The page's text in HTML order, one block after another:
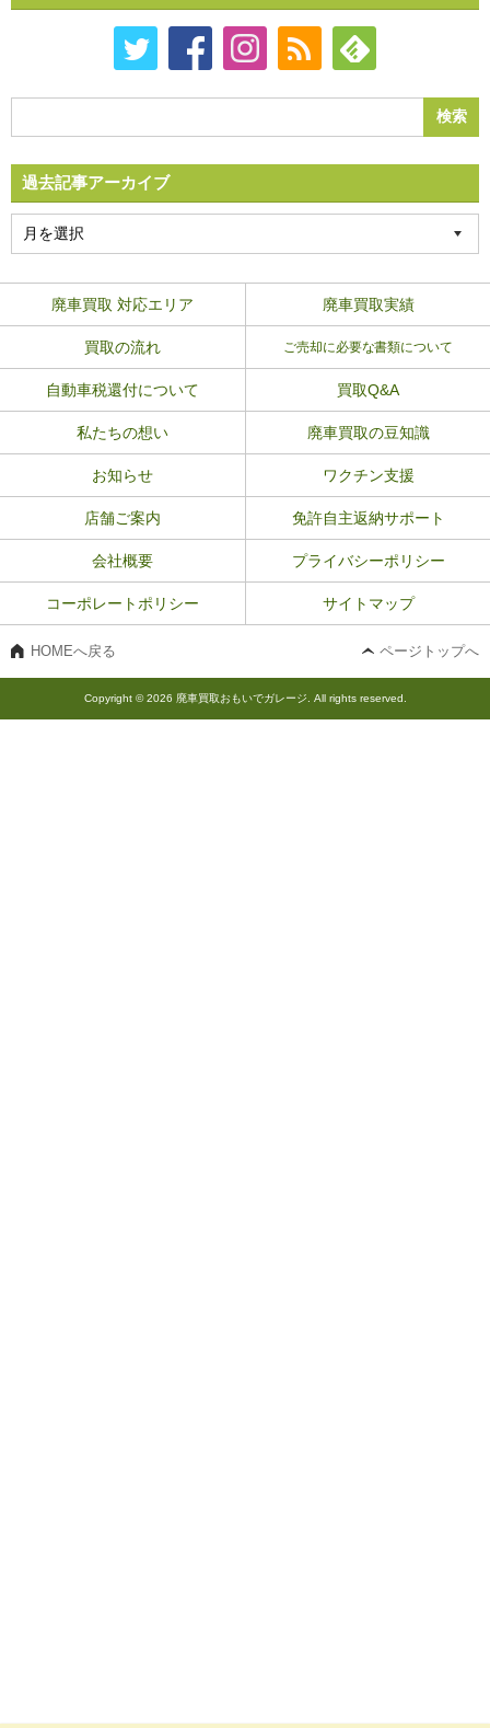
過去記事アーカイブ
廃車買取 対応エリア 廃車買取実績
買取の流れ ご売却に必要な書類について
自動車税還付について 買取Q&A
私たちの想い 廃車買取の豆知識
お知らせ ワクチン支援
店舗ご案内 免許自主返納サポート
会社概要 プライバシーポリシー
コーポレートポリシー サイトマップ
HOMEへ戻る ページトップへ
Copyright © 2026 廃車買取おもいでガレージ. All rights reserved.